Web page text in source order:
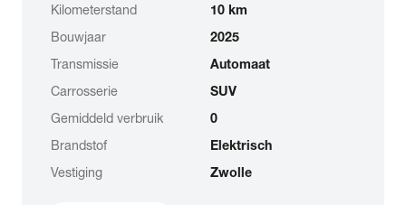
Kilometerstand
10 km
Bouwjaar
2025
Transmissie
Automaat
Carrosserie
SUV
Gemiddeld verbruik
0
Brandstof
Elektrisch
Vestiging
Zwolle